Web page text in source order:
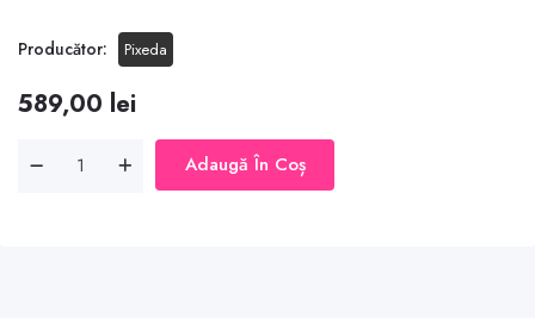
Producător: Pixeda
589,00 lei
Adaugă În Coș